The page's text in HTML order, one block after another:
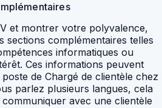
et montrer votre polyvalence,
sections complémentaires telles
informatiques ou
Ces informations peuvent
de Chargé de clientèle chez
parlez plusieurs langues, cela
avec une clientèle